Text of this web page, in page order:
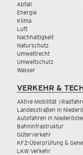
Abfall
Energie
Klima
Luft
Nachhaltigkeit
Naturschutz
Umweltrecht
Umweltschutz
Wasser
VERKEHR &
Aktive Mobilität
Landesstraßen in
Autofahren in
Bahninfrastruktur
Güterverkehr
KFZ-Überprüfung &
LKW Verkehr